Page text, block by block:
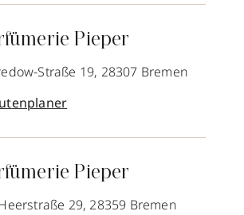
Pieper
Straße 19, 28307 Bremen
Pieper
29, 28359 Bremen